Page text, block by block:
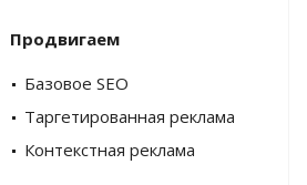
Продвигаем
Базовое SEO
Таргетированная реклама
Контекстная реклама